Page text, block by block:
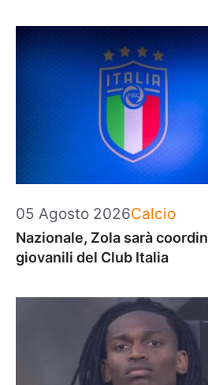
05 Agosto 2026Categorie
Calcio
Nazionale, Zola sarà
giovanili del Club Italia